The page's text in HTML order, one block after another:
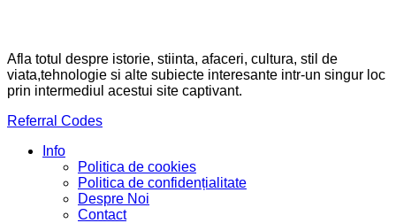
Afla totul despre istorie, stiinta, afaceri, cultura, stil de
viata,tehnologie si alte subiecte interesante intr-un singur loc
prin intermediul acestui site captivant.
Referral Codes
Info
Politica de cookies
Politica de confidențialitate
Despre Noi
Contact